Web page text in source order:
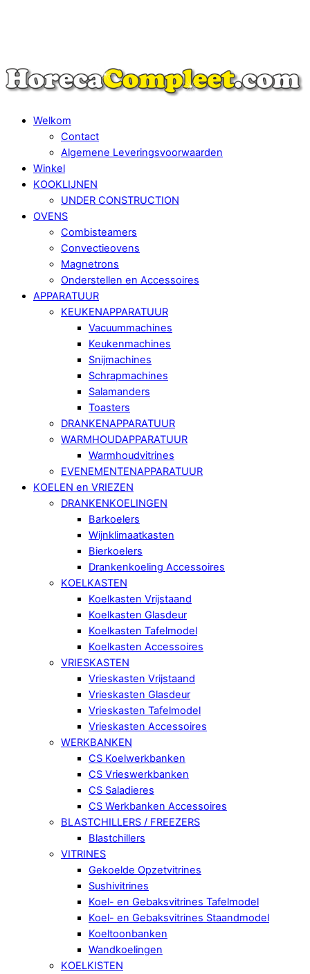
Welkom
Contact
Algemene Leveringsvoorwaarden
Winkel
KOOKLIJNEN
UNDER CONSTRUCTION
OVENS
Combisteamers
Convectieovens
Magnetrons
Onderstellen en Accessoires
APPARATUUR
KEUKENAPPARATUUR
Vacuummachines
Keukenmachines
Snijmachines
Schrapmachines
Salamanders
Toasters
DRANKENAPPARATUUR
WARMHOUDAPPARATUUR
Warmhoudvitrines
EVENEMENTENAPPARATUUR
KOELEN en VRIEZEN
DRANKENKOELINGEN
Barkoelers
Wijnklimaatkasten
Bierkoelers
Drankenkoeling Accessoires
KOELKASTEN
Koelkasten Vrijstaand
Koelkasten Glasdeur
Koelkasten Tafelmodel
Koelkasten Accessoires
VRIESKASTEN
Vrieskasten Vrijstaand
Vrieskasten Glasdeur
Vrieskasten Tafelmodel
Vrieskasten Accessoires
WERKBANKEN
CS Koelwerkbanken
CS Vrieswerkbanken
CS Saladieres
CS Werkbanken Accessoires
BLASTCHILLERS / FREEZERS
Blastchillers
VITRINES
Gekoelde Opzetvitrines
Sushivitrines
Koel- en Gebaksvitrines Tafelmodel
Koel- en Gebaksvitrines Staandmodel
Koeltoonbanken
Wandkoelingen
KOELKISTEN